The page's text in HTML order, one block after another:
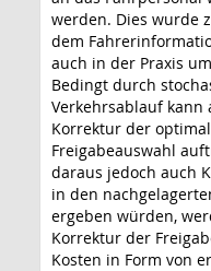
werden. Dies wurde
dem
auch in der Praxis
Bedingt durch
Verkehrsablauf kann
Korrektur der
Freigabeauswahl
daraus jedoch auch
in den
ergeben würden,
Korrektur der
Kosten in Form von